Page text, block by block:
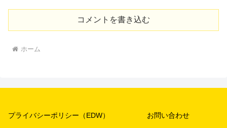
コメントを書き込む
ホーム
プライバシーポリシー（EDW） お問い合わせ